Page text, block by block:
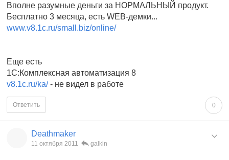
Вполне разумные деньги за НОРМАЛЬНЫЙ продукт.
Бесплатно 3 месяца, есть WEB-демки...
www.v8.1c.ru/small.biz/online/
Еще есть
1С:Комплексная автоматизация 8
v8.1c.ru/ka/- не видел в работе
0
Ответить
Deathmaker
11 октября 2011 galkin